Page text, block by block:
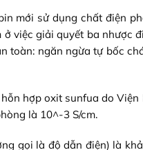
mới sử dụng chất điện
việc giải quyết ba nhược
toàn: ngăn ngừa tự bốc
hợp oxit sunfua do
là 10^-3 S/cm.
gọi là độ dẫn điện) là